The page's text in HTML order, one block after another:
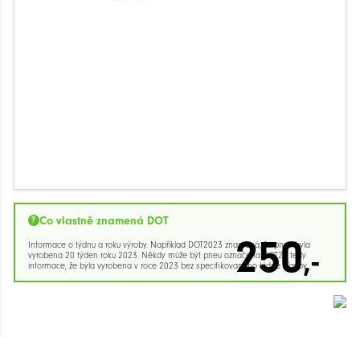
Co vlastně znamená DOT
Informace o týdnu a roku výroby. Například DOT2023 znamená, že pneu byla
vyrobena 20 týden roku 2023. Někdy může být pneu označena DOT23 tedy
informace, že byla vyrobena v roce 2023 bez specifikovaného týdne výroby.
250,-